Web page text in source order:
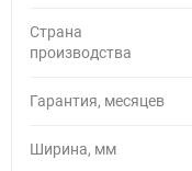
Страна
производства
Гарантия, месяцев
Ширина, мм